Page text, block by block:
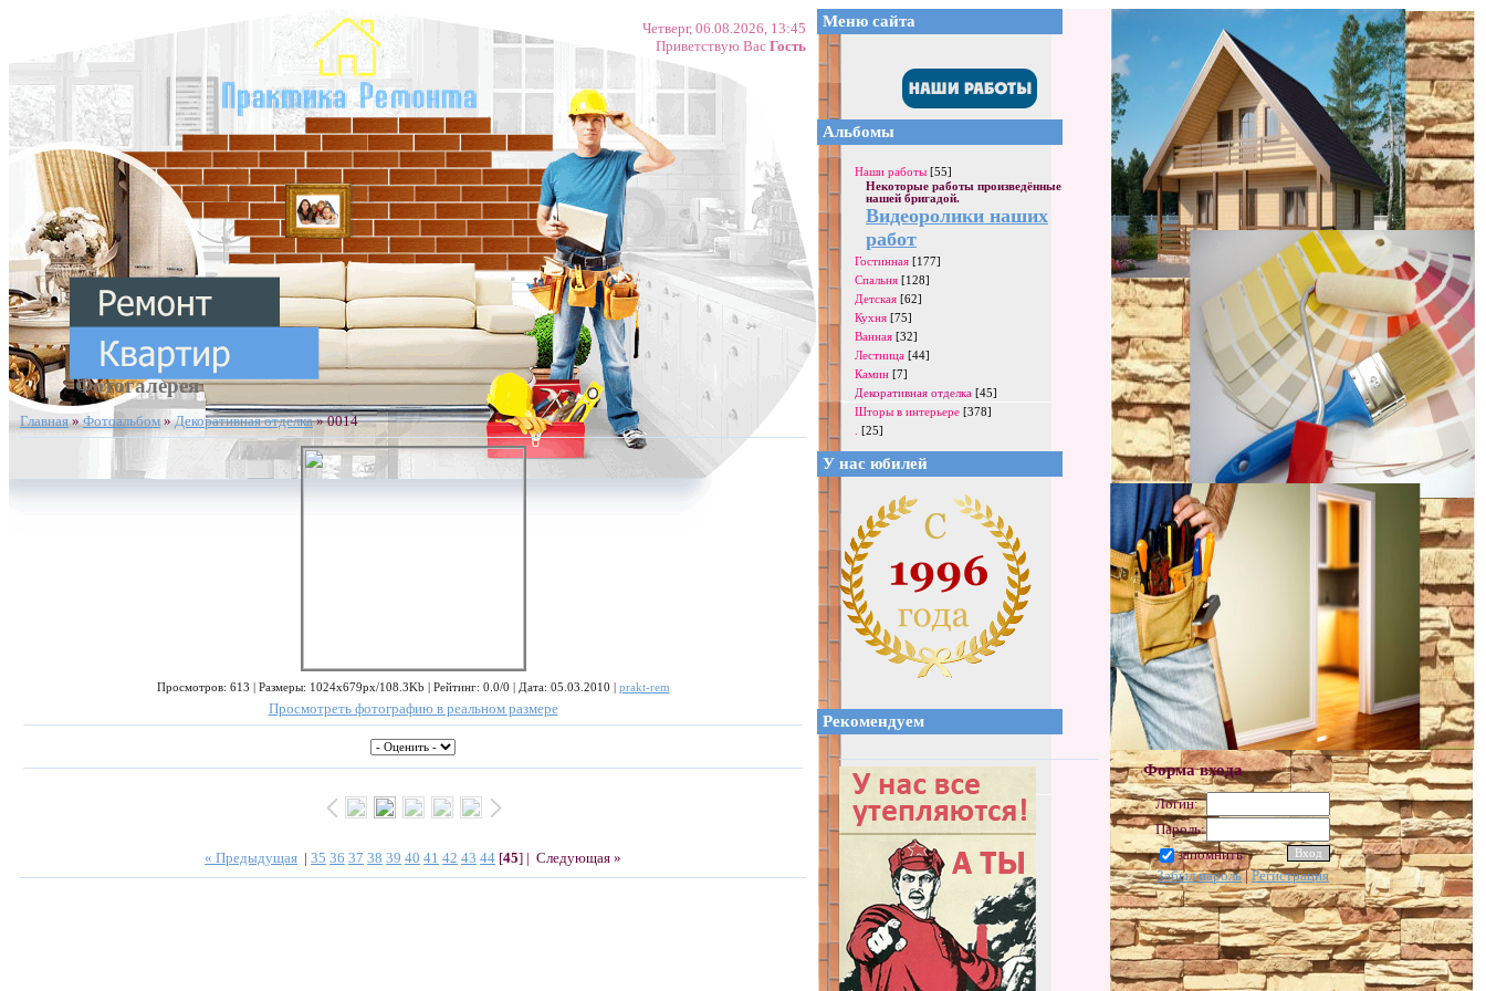
Четверг, 06.08.2026, 13:45
Приветствую Вас Гость
Фотогалерея
Главная»Фотоальбом »Декоративная отделка» 0014
Просмотров: 613 | Размеры: 1024x679px/108.3Kb | Рейтинг: 0.0/0 | Дата: 05.03.2010 | prakt-rem
Просмотреть фотографию в реальном размере
« Предыдущая | 35 36 37 38 39 40 41 42 43 44 [45] | Следующая »
Меню сайта
Альбомы
Наши работы [55]
Некоторые работы произведённые
нашей бригадой.
Видеоролики наших
работ
Гостинная [177]
Спальня [128]
Детская [62]
Кухня [75]
Ванная [32]
Лестница [44]
Камин [7]
Декоративная отделка [45]
Шторы в интерьере [378]
[25]
У нас юбилей
Рекомендуем
Форма входа
Логин:
Пароль:
запомнить
Забыл пароль|Регистрация